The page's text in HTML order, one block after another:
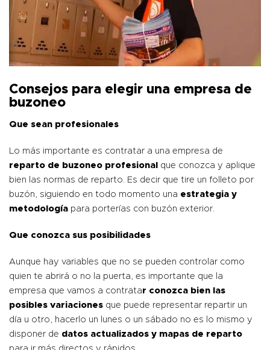
Consejos para elegir una empresa de
buzoneo
Que sean profesionales
Lo más importante es contratar a una empresa de
reparto de buzoneo profesional que conozca y aplique
bien las normas de reparto. Es decir que tire un folleto por
buzón, siguiendo en todo momento una estrategia y
metodología para porterías con buzón exterior.
Que conozca sus posibilidades
Aunque hay variables que no se pueden controlar como
quien te abrirá o no la puerta, es importante que la
empresa que vamos a contratar conozca bien las
posibles variaciones que puede representar repartir un
día u otro, hacerlo un lunes o un sábado no es lo mismo y
disponer de datos actualizados y mapas de reparto